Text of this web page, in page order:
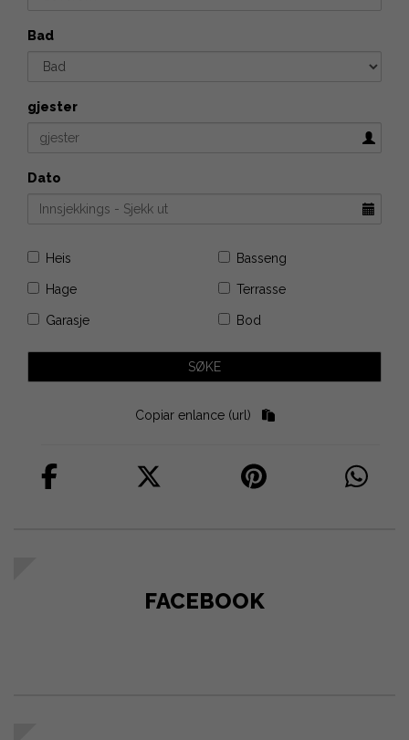
Bad
gjester
Dato
Heis Basseng
Hage Terrasse
Garasje Bod
Copiar enlance (url)
FACEBOOK